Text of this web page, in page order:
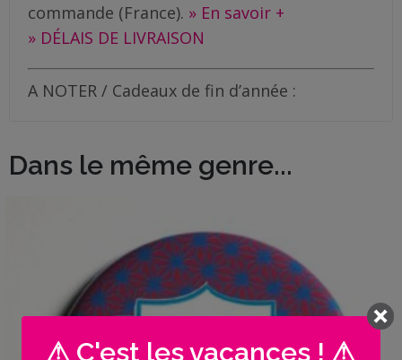
commande (France). » En savoir +
» DÉLAIS DE LIVRAISON
A NOTER / Cadeaux de fin d’année :
Dans le même genre...
⚠ C'est les vacances ! ⚠